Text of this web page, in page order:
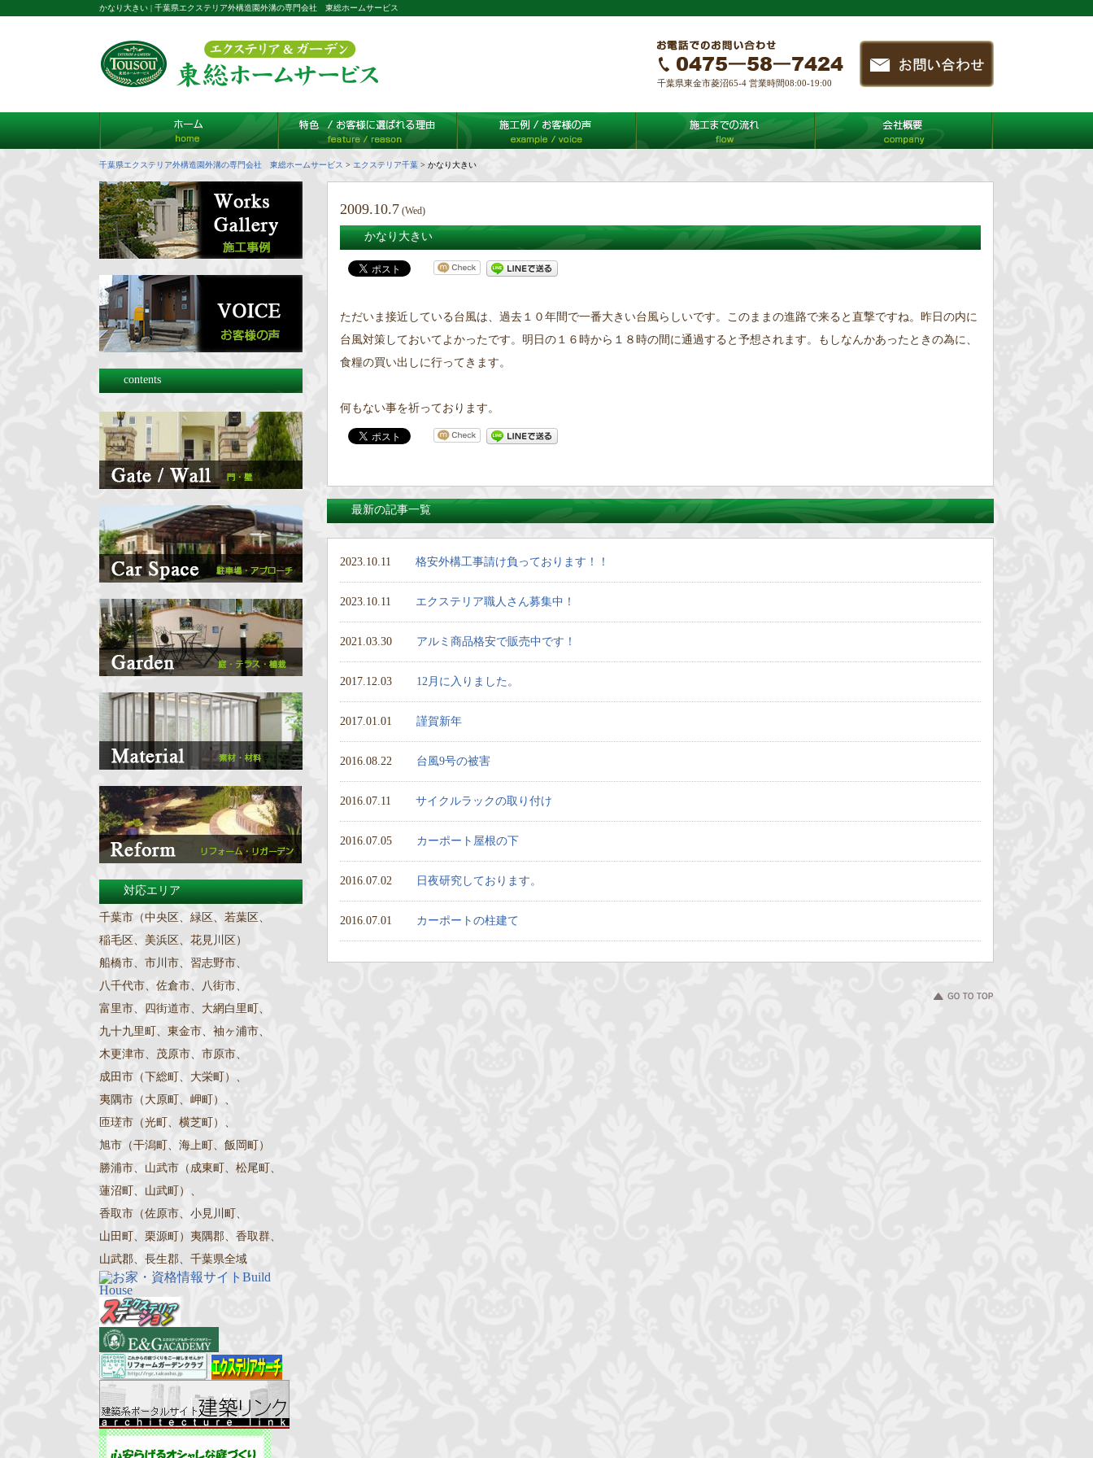
かなり大きい | 千葉県エクステリア外構造園外溝の専門会社 東総ホームサービス
千葉県東金市菱沼65-4 営業時間08:00-19:00
千葉県エクステリア外構造園外溝の専門会社 東総ホームサービス > エクステリア千葉 > かなり大きい
2009.10.7 (Wed)
かなり大きい
ただいま接近している台風は、過去１０年間で一番大きい台風らしいです。このままの進路で来ると直撃ですね。昨日の内に
台風対策しておいてよかったです。明日の１６時から１８時の間に通過すると予想されます。もしなんかあったときの為に、
食糧の買い出しに行ってきます。
何もない事を祈っております。
最新の記事一覧
2023.10.11 格安外構工事請け負っております！！
2023.10.11 エクステリア職人さん募集中！
2021.03.30 アルミ商品格安で販売中です！
2017.12.03 12月に入りました。
2017.01.01 謹賀新年
2016.08.22 台風9号の被害
2016.07.11 サイクルラックの取り付け
2016.07.05 カーポート屋根の下
2016.07.02 日夜研究しております。
2016.07.01 カーポートの柱建て
contents
対応エリア
千葉市（中央区、緑区、若葉区、
稲毛区、美浜区、花見川区）
船橋市、市川市、習志野市、
八千代市、佐倉市、八街市、
富里市、四街道市、大網白里町、
九十九里町、東金市、袖ヶ浦市、
木更津市、茂原市、市原市、
成田市（下総町、大栄町）、
夷隅市（大原町、岬町）、
匝瑳市（光町、横芝町）、
旭市（干潟町、海上町、飯岡町）
勝浦市、山武市（成東町、松尾町、
蓮沼町、山武町）、
香取市（佐原市、小見川町、
山田町、栗源町）夷隅郡、香取群、
山武郡、長生郡、千葉県全域